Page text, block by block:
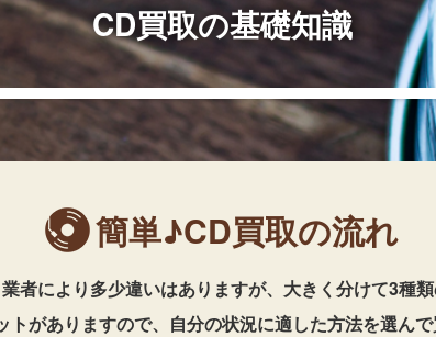
CD買取の基礎知識
簡単♪CD買取の流れ
者により多少違いはありますが、大きく分けて3種類
がありますので、自分の状況に適した方法を選んで